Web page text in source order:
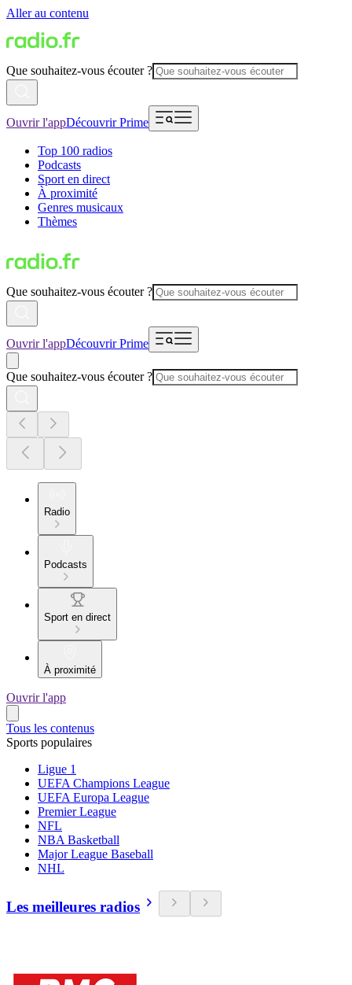
Aller au contenu
Que souhaitez-vous écouter ?
Ouvrir l'appDécouvrir Prime
Top 100 radios
Podcasts
Sport en direct
À proximité
Genres musicaux
Thèmes
Que souhaitez-vous écouter ?
Ouvrir l'appDécouvrir Prime
Que souhaitez-vous écouter ?
Radio
Podcasts
Sport en direct
À proximité
Ouvrir l'app
Tous les contenus
Sports populaires
Ligue 1
UEFA Champions League
UEFA Europa League
Premier League
NFL
NBA Basketball
Major League Baseball
NHL
Les meilleures radios